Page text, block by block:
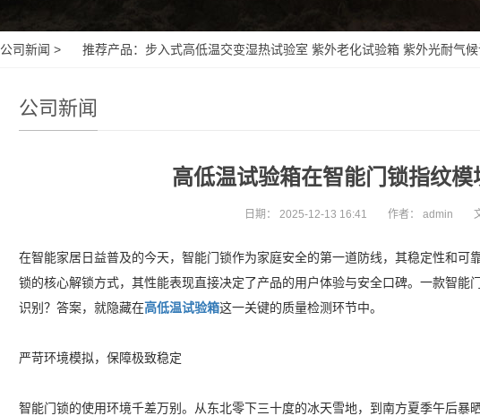
公司新闻 > 推荐产品： 步入式高低温交变湿热试验室 紫外老化试验箱 紫外光耐气
公司新闻
高低温试验箱在智能门锁指纹
日期： 2025-12-13 16:41 作者： admin
在智能家居日益普及的今天，智能门锁作为家庭安全的第一道防线，其稳定性和可
锁的核心解锁方式，其性能表现直接决定了产品的用户体验与安全口碑。一款智能
识别？答案，就隐藏在高低温试验箱这一关键的质量检测环节中。
严苛环境模拟，保障极致稳定
智能门锁的使用环境千差万别。从东北零下三十度的冰天雪地，到南方夏季午后暴